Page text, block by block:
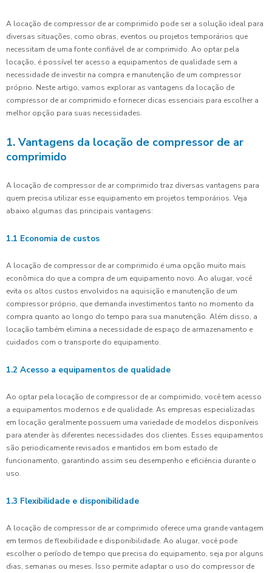
A locação de compressor de ar comprimido pode ser a solução ideal para
diversas situações, como obras, eventos ou projetos temporários que
necessitam de uma fonte confiável de ar comprimido. Ao optar pela
locação, é possível ter acesso a equipamentos de qualidade sem a
necessidade de investir na compra e manutenção de um compressor
próprio. Neste artigo, vamos explorar as vantagens da locação de
compressor de ar comprimido e fornecer dicas essenciais para escolher a
melhor opção para suas necessidades.
1. Vantagens da locação de compressor de ar
comprimido
A locação de compressor de ar comprimido traz diversas vantagens para
quem precisa utilizar esse equipamento em projetos temporários. Veja
abaixo algumas das principais vantagens:
1.1 Economia de custos
A locação de compressor de ar comprimido é uma opção muito mais
econômica do que a compra de um equipamento novo. Ao alugar, você
evita os altos custos envolvidos na aquisição e manutenção de um
compressor próprio, que demanda investimentos tanto no momento da
compra quanto ao longo do tempo para sua manutenção. Além disso, a
locação também elimina a necessidade de espaço de armazenamento e
cuidados com o transporte do equipamento.
1.2 Acesso a equipamentos de qualidade
Ao optar pela locação de compressor de ar comprimido, você tem acesso
a equipamentos modernos e de qualidade. As empresas especializadas
em locação geralmente possuem uma variedade de modelos disponíveis
para atender às diferentes necessidades dos clientes. Esses equipamentos
são periodicamente revisados e mantidos em bom estado de
funcionamento, garantindo assim seu desempenho e eficiência durante o
uso.
1.3 Flexibilidade e disponibilidade
A locação de compressor de ar comprimido oferece uma grande vantagem
em termos de flexibilidade e disponibilidade. Ao alugar, você pode
escolher o período de tempo que precisa do equipamento, seja por alguns
dias, semanas ou meses. Isso permite adaptar o uso do compressor de